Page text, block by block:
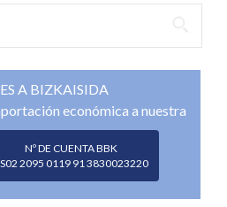
A BIZKAISIDA
económica a nuestra
Nº DE CUENTA BBK
2095 0119 91 3830023220